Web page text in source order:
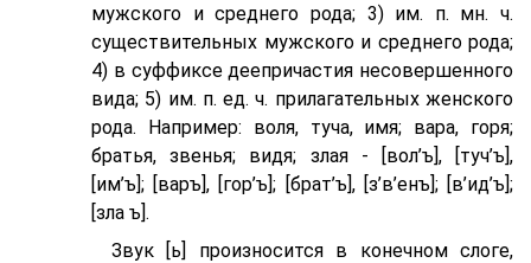
мужского и среднего рода; 3) им. п. мн. ч.
существительных мужского и среднего рода;
4) в суффиксе деепричастия несовершенного
вида; 5) им. п. ед. ч. прилагательных женского
рода. Например: воля, туча, имя; вара, горя;
братья, звенья; видя; злая - [вол’ъ], [туч’ъ],
[им’ъ]; [варъ], [гор’ъ]; [брат’ъ], [з’в’eнъ]; [в’ид’ъ];
[зла ъ].
Звук [ь] произносится в конечном слоге,